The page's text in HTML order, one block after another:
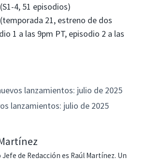
4, 51 episodios)
21, estreno de dos
1 a las 9pm PT, episodio 2 a las
lanzamientos: julio de 2025
lanzamientos: julio de 2025
de Redacción es Raúl Martínez. Un